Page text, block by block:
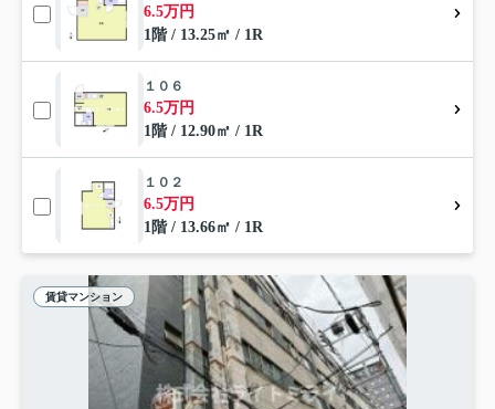
6.5万円
1階 / 13.25㎡ / 1R
１０６
6.5万円
1階 / 12.90㎡ / 1R
１０２
6.5万円
1階 / 13.66㎡ / 1R
賃貸マンション